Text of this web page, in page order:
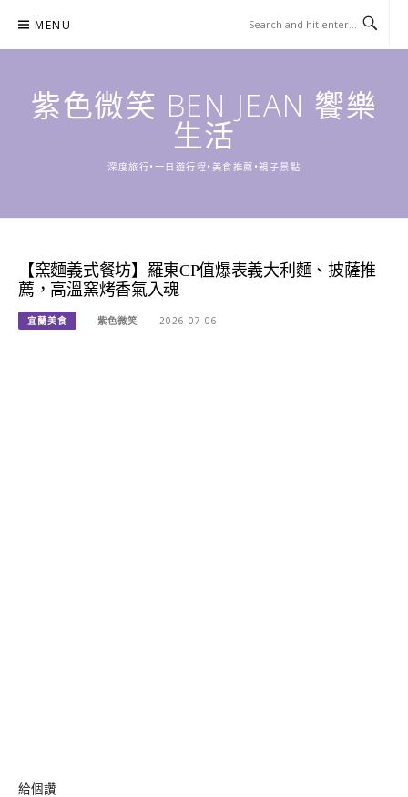
content
MENU
紫色微笑 BEN JEAN 饗樂
生活
深度旅行•一日遊行程•美食推薦•親子景點
【窯麵義式餐坊】羅東CP值爆表義大利麵、披薩推
薦，高溫窯烤香氣入魂
宜蘭美食 紫色微笑 2026-07-06
給個讚